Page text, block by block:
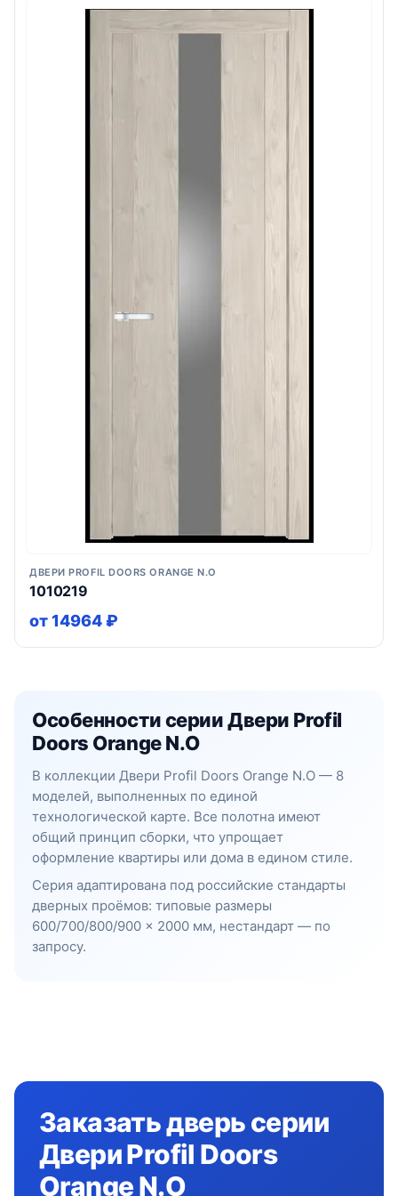
ДВЕРИ PROFIL DOORS ORANGE N.O
1010219
от 14964 ₽
Особенности серии Двери Profil
Doors Orange N.O
В коллекции Двери Profil Doors Orange N.O — 8
моделей, выполненных по единой
технологической карте. Все полотна имеют
общий принцип сборки, что упрощает
оформление квартиры или дома в едином стиле.
Серия адаптирована под российские стандарты
дверных проёмов: типовые размеры
600/700/800/900 × 2000 мм, нестандарт — по
запросу.
Заказать дверь серии
Двери Profil Doors
Orange N.O